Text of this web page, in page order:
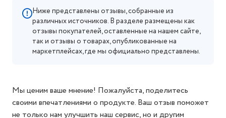
Ниже представлены отзывы, собранные из
различных источников. В разделе размещены как
отзывы покупателей, оставленные на нашем сайте,
так и отзывы о товарах, опубликованные на
маркетплейсах, где мы официально представлены.
Мы ценим ваше мнение! Пожалуйста, поделитесь
своими впечатлениями о продукте. Ваш отзыв поможет
не только нам улучшить наш сервис, но и другим